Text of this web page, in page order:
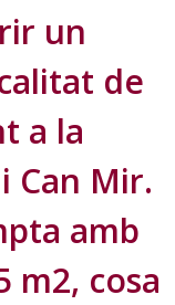
un
de
a la
Can Mir.
amb
m2, cosa